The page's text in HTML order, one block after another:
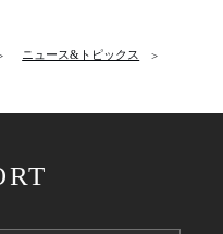
ニュース&トピックス